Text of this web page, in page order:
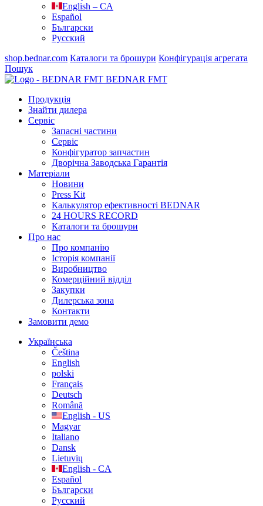
English – CA
Español
Български
Русский
shop.bednar.com Каталоги та брошури Конфігурація агрегата
Пошук
BEDNAR FMT
Продукція
Знайти дилера
Сервіс
Запасні частини
Сервіс
Конфігуратор запчастин
Дворічна Заводська Гарантія
Матеріали
Новини
Press Kit
Калькулятор ефективності BEDNAR
24 HOURS RECORD
Каталоги та брошури
Про нас
Про компанію
Історія компанії
Виробництво
Комерційний відділ
Закупки
Дилерська зона
Контакти
Замовити демо
Українська
Čeština
English
polski
Français
Deutsch
Română
English - US
Magyar
Italiano
Dansk
Lietuvių
English - CA
Español
Български
Русский